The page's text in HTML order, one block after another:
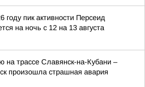
году пик активности Персеид
на ночь с 12 на 13 августа
на трассе Славянск-на-Кубани –
произошла страшная авария